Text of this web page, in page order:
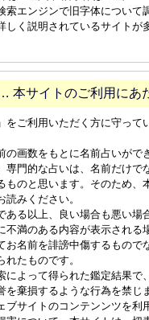
索エンジンで旧字体について
しく説明されているサイトが
本サイトのご利用にあ
をご利用いただく方に守って
の画数をもとに名前占いがで
専門的な占いは、名前だけで
ものと思います。そのため、
みください。
ある以上、良い場合も悪い場
不満のある内容が表示される
お名前を誹謗中傷するもので
たものです。
によって得られた鑑定結果で
棄損するような行為を禁じ
ブサイトのコンテンンツを利